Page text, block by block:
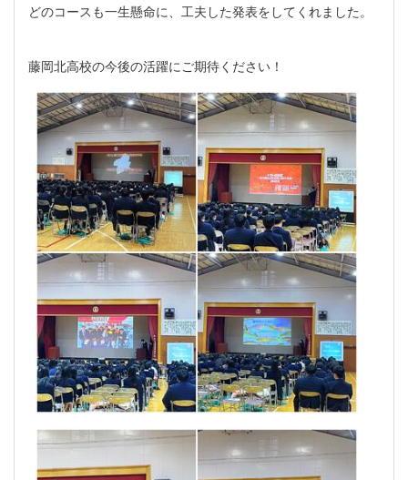
どのコースも一生懸命に、工夫した発表をしてくれました。
藤岡北高校の今後の活躍にご期待ください！